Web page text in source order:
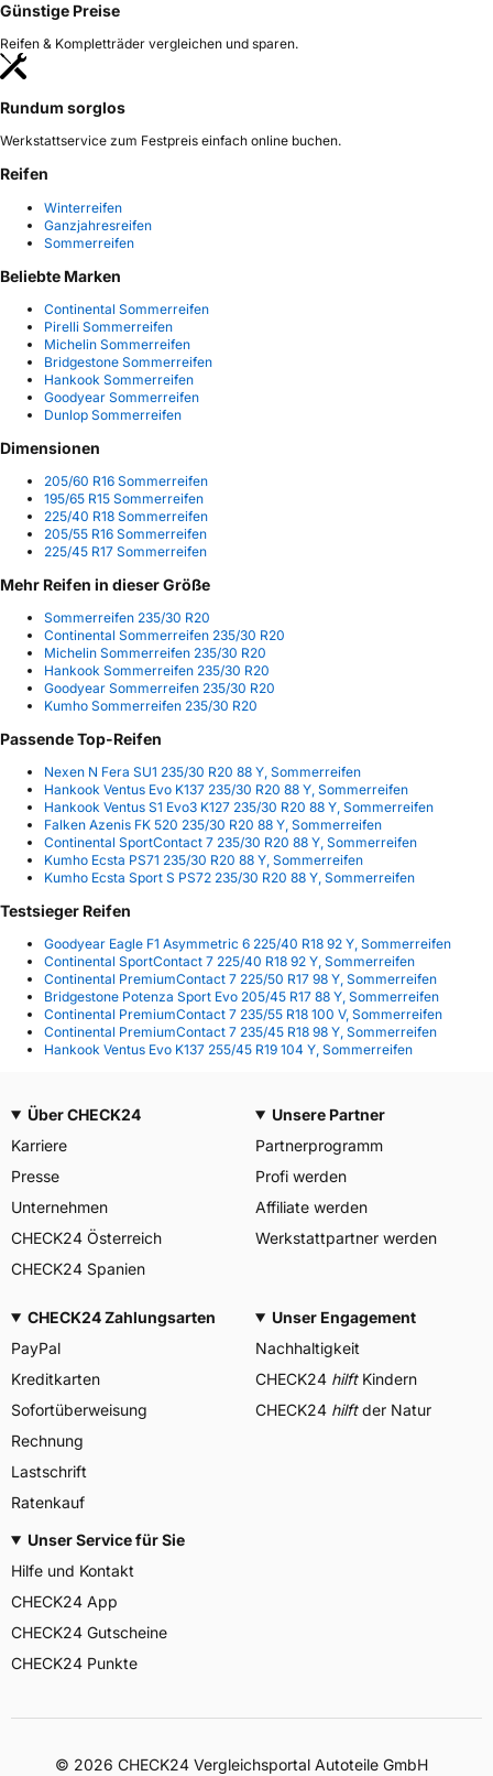
Günstige Preise
Reifen & Kompletträder vergleichen und sparen.
Rundum sorglos
Werkstattservice zum Festpreis einfach online buchen.
Reifen
Winterreifen
Ganzjahresreifen
Sommerreifen
Beliebte Marken
Continental Sommerreifen
Pirelli Sommerreifen
Michelin Sommerreifen
Bridgestone Sommerreifen
Hankook Sommerreifen
Goodyear Sommerreifen
Dunlop Sommerreifen
Dimensionen
205/60 R16 Sommerreifen
195/65 R15 Sommerreifen
225/40 R18 Sommerreifen
205/55 R16 Sommerreifen
225/45 R17 Sommerreifen
Mehr Reifen in dieser Größe
Sommerreifen 235/30 R20
Continental Sommerreifen 235/30 R20
Michelin Sommerreifen 235/30 R20
Hankook Sommerreifen 235/30 R20
Goodyear Sommerreifen 235/30 R20
Kumho Sommerreifen 235/30 R20
Passende Top-Reifen
Nexen N Fera SU1 235/30 R20 88 Y, Sommerreifen
Hankook Ventus Evo K137 235/30 R20 88 Y, Sommerreifen
Hankook Ventus S1 Evo3 K127 235/30 R20 88 Y, Sommerreifen
Falken Azenis FK 520 235/30 R20 88 Y, Sommerreifen
Continental SportContact 7 235/30 R20 88 Y, Sommerreifen
Kumho Ecsta PS71 235/30 R20 88 Y, Sommerreifen
Kumho Ecsta Sport S PS72 235/30 R20 88 Y, Sommerreifen
Testsieger Reifen
Goodyear Eagle F1 Asymmetric 6 225/40 R18 92 Y, Sommerreifen
Continental SportContact 7 225/40 R18 92 Y, Sommerreifen
Continental PremiumContact 7 225/50 R17 98 Y, Sommerreifen
Bridgestone Potenza Sport Evo 205/45 R17 88 Y, Sommerreifen
Continental PremiumContact 7 235/55 R18 100 V, Sommerreifen
Continental PremiumContact 7 235/45 R18 98 Y, Sommerreifen
Hankook Ventus Evo K137 255/45 R19 104 Y, Sommerreifen
Über CHECK24
Karriere
Presse
Unternehmen
CHECK24 Österreich
CHECK24 Spanien
Unsere Partner
Partnerprogramm
Profi werden
Affiliate werden
Werkstattpartner werden
CHECK24 Zahlungsarten
PayPal
Kreditkarten
Sofortüberweisung
Rechnung
Lastschrift
Ratenkauf
Unser Engagement
Nachhaltigkeit
CHECK24 hilftKindern
CHECK24 hilftder Natur
Unser Service für Sie
Hilfe und Kontakt
CHECK24 App
CHECK24 Gutscheine
CHECK24 Punkte
© 2026 CHECK24 Vergleichsportal Autoteile GmbH